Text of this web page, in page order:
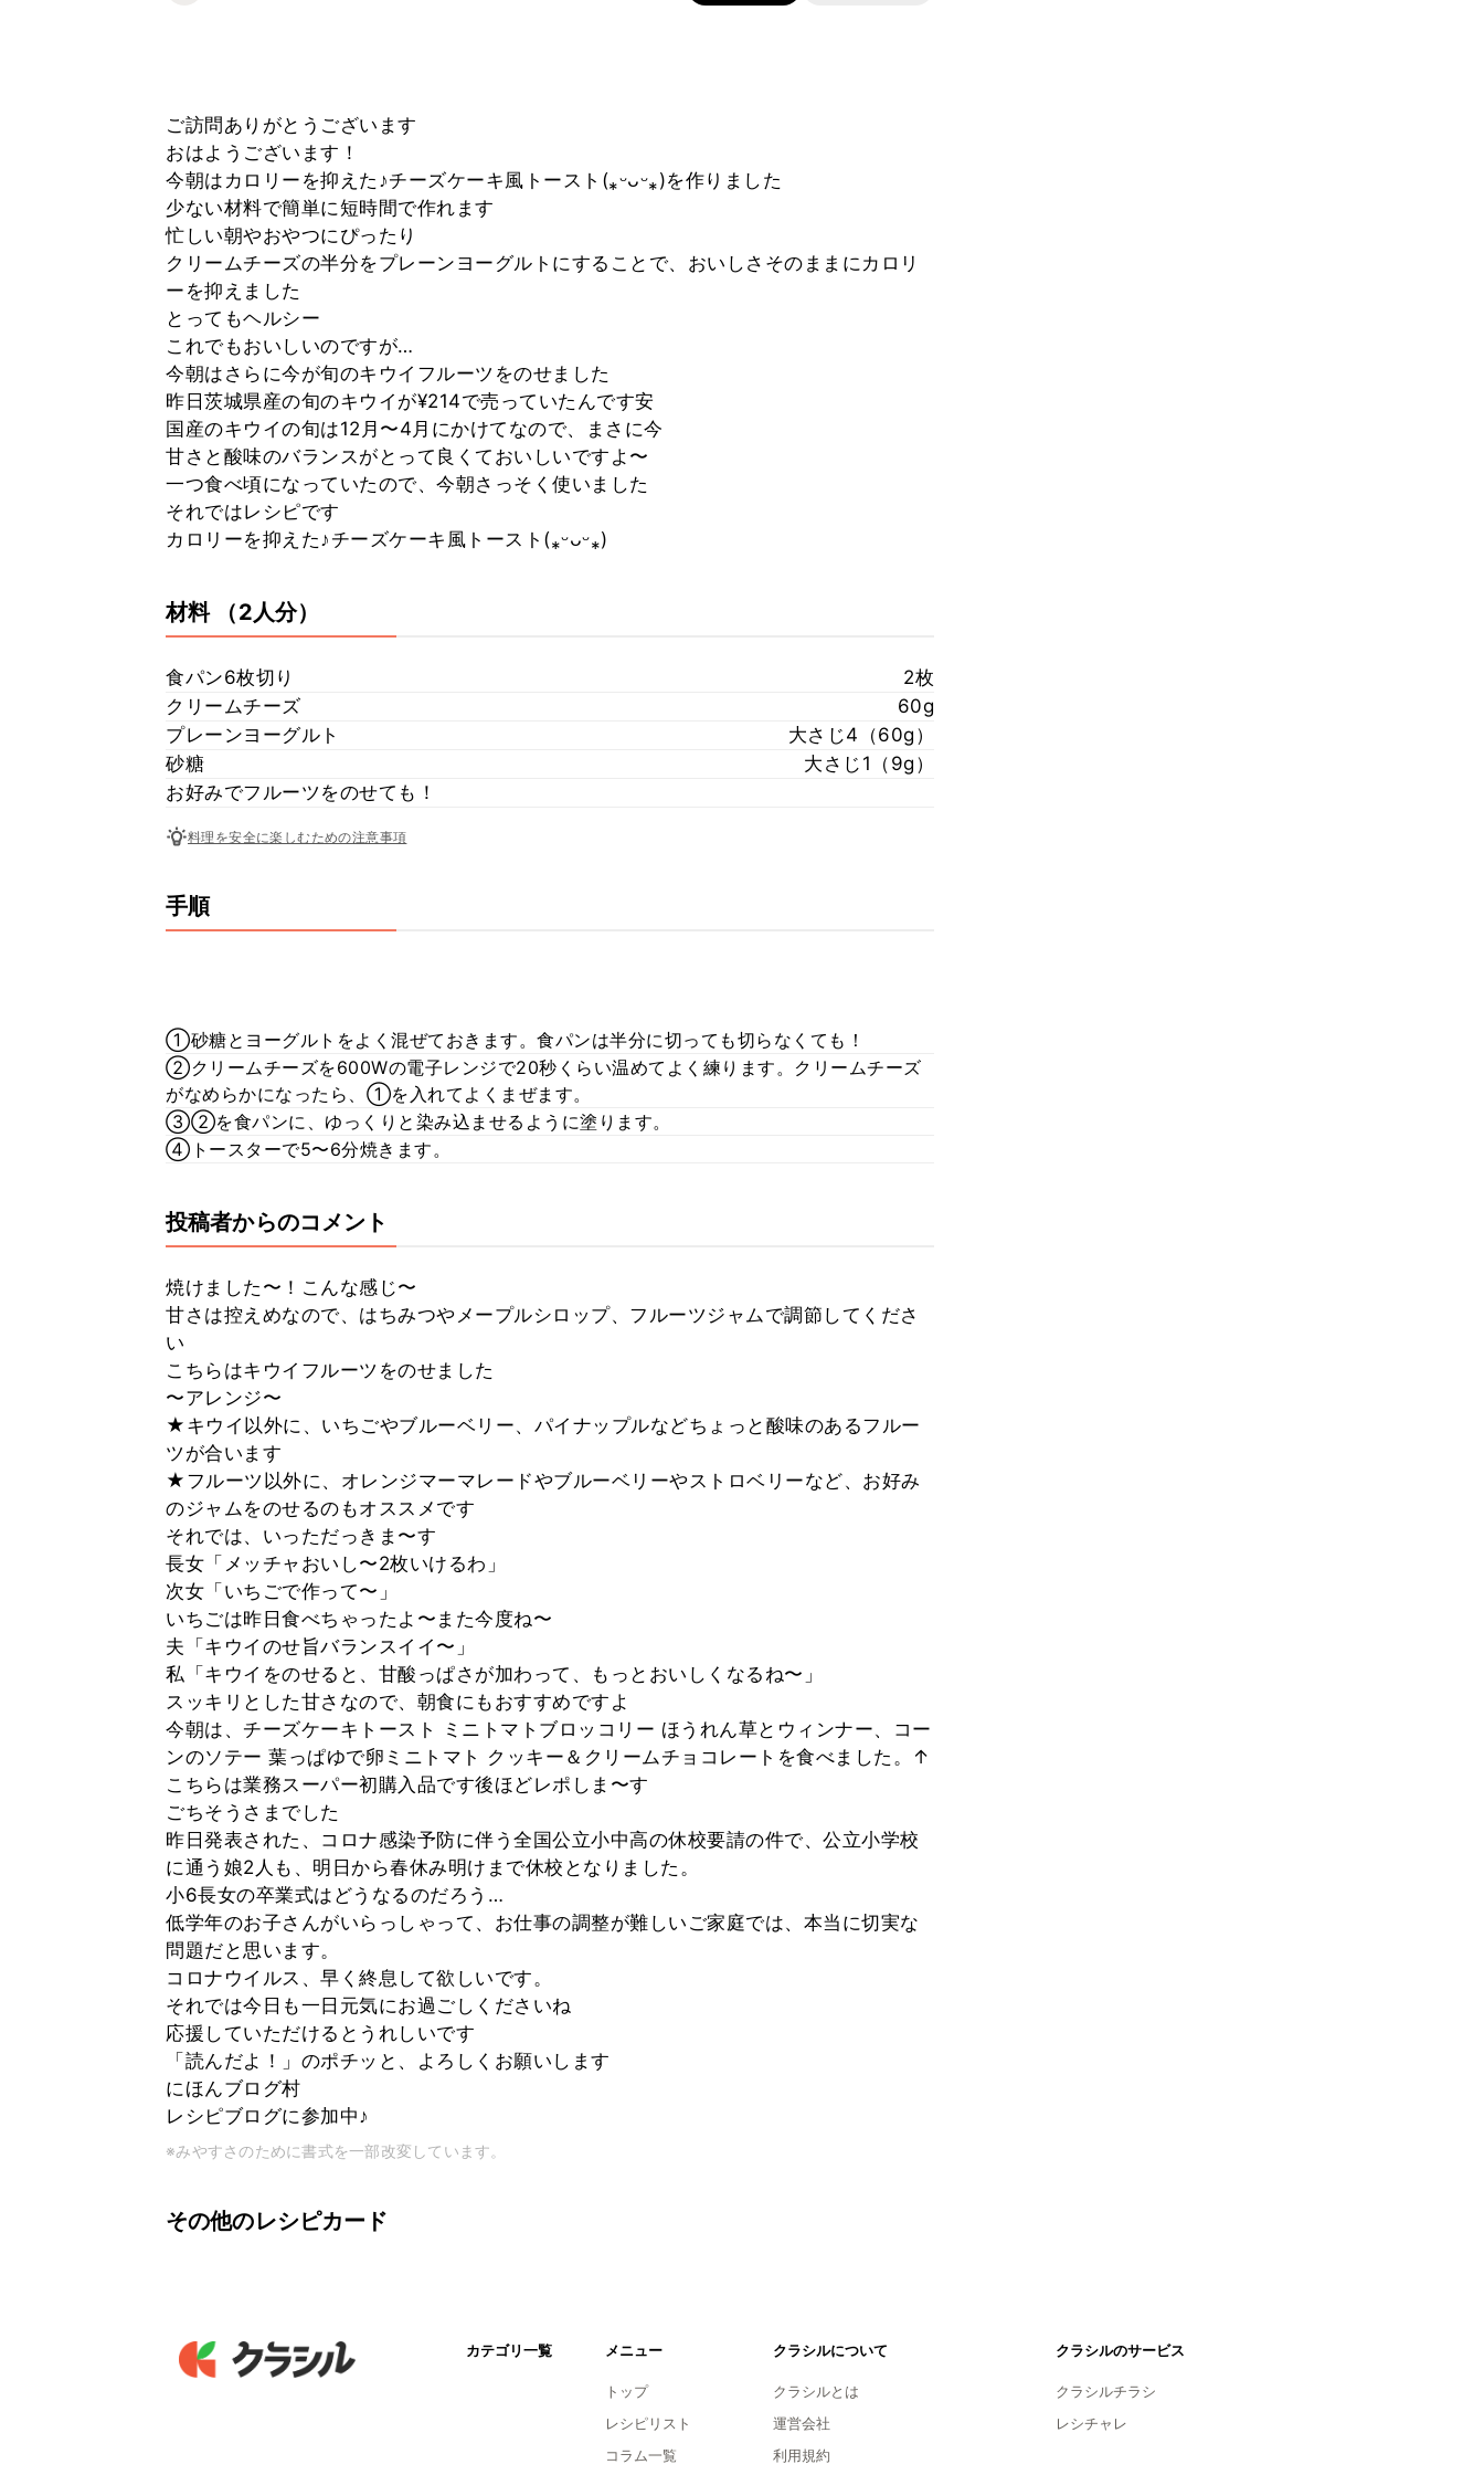
ご訪問ありがとうございます
おはようございます！
今朝はカロリーを抑えた♪チーズケーキ風トースト(⁎ᵕᴗᵕ⁎)を作りました
少ない材料で簡単に短時間で作れます
忙しい朝やおやつにぴったり
クリームチーズの半分をプレーンヨーグルトにすることで、おいしさそのままにカロリ
ーを抑えました
とってもヘルシー
これでもおいしいのですが…
今朝はさらに今が旬のキウイフルーツをのせました
昨日茨城県産の旬のキウイが¥214で売っていたんです安
国産のキウイの旬は12月〜4月にかけてなので、まさに今
甘さと酸味のバランスがとって良くておいしいですよ〜
一つ食べ頃になっていたので、今朝さっそく使いました
それではレシピです
カロリーを抑えた♪チーズケーキ風トースト(⁎ᵕᴗᵕ⁎)
材料 （2人分）
食パン6枚切り
2枚
クリームチーズ
60g
プレーンヨーグルト
大さじ4（60g）
砂糖
大さじ1（9g）
お好みでフルーツをのせても！
料理を安全に楽しむための注意事項
手順
①砂糖とヨーグルトをよく混ぜておきます。食パンは半分に切っても切らなくても！
②クリームチーズを600Wの電子レンジで20秒くらい温めてよく練ります。クリームチーズ
がなめらかになったら、①を入れてよくまぜます。
③②を食パンに、ゆっくりと染み込ませるように塗ります。
④トースターで5〜6分焼きます。
投稿者からのコメント
焼けました〜！こんな感じ〜
甘さは控えめなので、はちみつやメープルシロップ、フルーツジャムで調節してくださ
い
こちらはキウイフルーツをのせました
〜アレンジ〜
★キウイ以外に、いちごやブルーベリー、パイナップルなどちょっと酸味のあるフルー
ツが合います
★フルーツ以外に、オレンジマーマレードやブルーベリーやストロベリーなど、お好み
のジャムをのせるのもオススメです
それでは、いっただっきま〜す
長女「メッチャおいし〜2枚いけるわ」
次女「いちごで作って〜」
いちごは昨日食べちゃったよ〜また今度ね〜
夫「キウイのせ旨バランスイイ〜」
私「キウイをのせると、甘酸っぱさが加わって、もっとおいしくなるね〜」
スッキリとした甘さなので、朝食にもおすすめですよ
今朝は、チーズケーキトースト ミニトマトブロッコリー ほうれん草とウィンナー、コー
ンのソテー 葉っぱゆで卵ミニトマト クッキー＆クリームチョコレートを食べました。↑
こちらは業務スーパー初購入品です後ほどレポしま〜す
ごちそうさまでした
昨日発表された、コロナ感染予防に伴う全国公立小中高の休校要請の件で、公立小学校
に通う娘2人も、明日から春休み明けまで休校となりました。
小6長女の卒業式はどうなるのだろう…
低学年のお子さんがいらっしゃって、お仕事の調整が難しいご家庭では、本当に切実な
問題だと思います。
コロナウイルス、早く終息して欲しいです。
それでは今日も一日元気にお過ごしくださいね
応援していただけるとうれしいです
「読んだよ！」のポチッと、よろしくお願いします
にほんブログ村
レシピブログに参加中♪
※みやすさのために書式を一部改変しています。
その他のレシピカード
カテゴリ一覧 メニュー
トップ
レシピリスト
コラム一覧
クラシルについて
クラシルとは
運営会社
利用規約
クラシルのサービス
クラシルチラシ
レシチャレ